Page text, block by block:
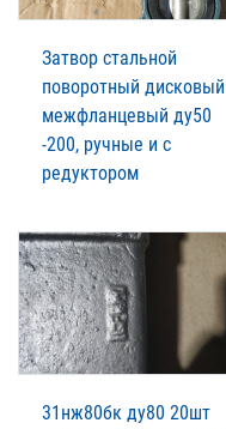
Затвор стальной
поворотный дисковый
межфланцевый ду50
-200, ручные и с
редуктором
31нж80бк ду80 20шт